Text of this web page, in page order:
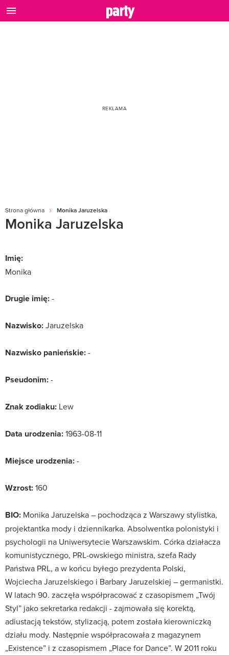
Strona główna Monika Jaruzelska
Monika Jaruzelska
Imię:
Monika
Drugie imię:-
Nazwisko:Jaruzelska
Nazwisko panieńskie:-
Pseudonim:-
Znak zodiaku: Lew
Data urodzenia:1963-08-11
Miejsce urodzenia:-
Wzrost:160
BIO: Monika Jaruzelska – pochodząca z Warszawy stylistka,
projektantka mody i dziennikarka. Absolwentka polonistyki i
psychologii na Uniwersytecie Warszawskim. Córka działacza
komunistycznego, PRL-owskiego ministra, szefa Rady
Państwa PRL, a w końcu byłego prezydenta Polski,
Wojciecha Jaruzelskiego i Barbary Jaruzelskiej – germanistki.
W latach 90. zaczęła współpracować z czasopismem „Twój
Styl” jako sekretarka redakcji - zajmowała się korektą,
adiustacją tekstów, stylizacją, potem została kierowniczką
działu mody. Następnie współpracowała z magazynem
„Existence” i z czasopismem „Place for Dance”. W 2011 roku